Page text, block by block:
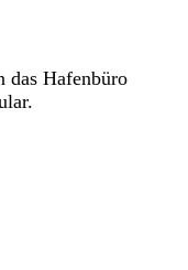
das Hafenbüro